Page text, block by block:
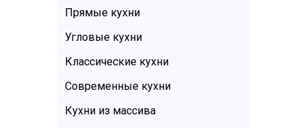
Прямые кухни
Угловые кухни
Классические кухни
Современные кухни
Кухни из массива